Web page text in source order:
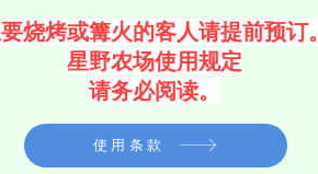
烧烤或篝火的客人请提前预订。
星野农场使用规定
请务必阅读。
使用条款